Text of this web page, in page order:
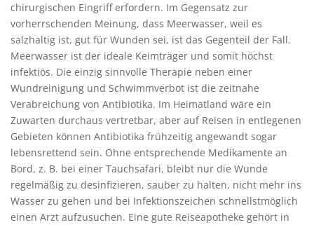
chirurgischen Eingriff erfordern. Im Gegensatz zur
vorherrschenden Meinung, dass Meerwasser, weil es
salzhaltig ist, gut für Wunden sei, ist das Gegenteil der Fall.
Meerwasser ist der ideale Keimträger und somit höchst
infektiös. Die einzig sinnvolle Therapie neben einer
Wundreinigung und Schwimmverbot ist die zeitnahe
Verabreichung von Antibiotika. Im Heimatland wäre ein
Zuwarten durchaus vertretbar, aber auf Reisen in entlegenen
Gebieten können Antibiotika frühzeitig angewandt sogar
lebensrettend sein. Ohne entsprechende Medikamente an
Bord, z. B. bei einer Tauchsafari, bleibt nur die Wunde
regelmäßig zu desinfizieren, sauber zu halten, nicht mehr ins
Wasser zu gehen und bei Infektionszeichen schnellstmöglich
einen Arzt aufzusuchen. Eine gute Reiseapotheke gehört in